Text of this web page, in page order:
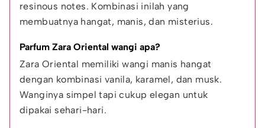
resinous notes. Kombinasi inilah yang
membuatnya hangat, manis, dan misterius.
Parfum Zara Oriental wangi apa?
Zara Oriental memiliki wangi manis hangat
dengan kombinasi vanila, karamel, dan musk.
Wanginya simpel tapi cukup elegan untuk
dipakai sehari-hari.